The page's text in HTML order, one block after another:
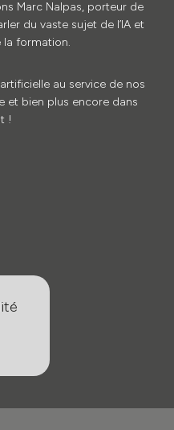
Marc Nalpas, porteur de
du vaste sujet de l’IA et
la formation.
au service de nos
et bien plus encore dans
!